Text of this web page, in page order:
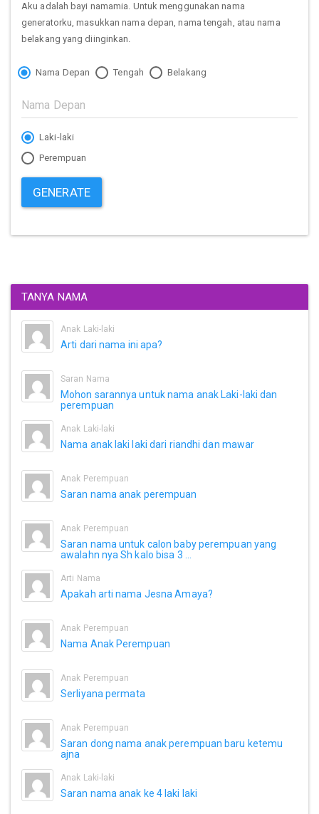
Aku adalah bayi namamia. Untuk menggunakan nama
generatorku, masukkan nama depan, nama tengah, atau nama
belakang yang diinginkan.
Nama Depan Tengah Belakang
Laki-laki
Perempuan
GENERATE
TANYA NAMA
Anak Laki-laki
Arti dari nama ini apa?
Saran Nama
Mohon sarannya untuk nama anak Laki-laki dan
perempuan
Anak Laki-laki
Nama anak laki laki dari riandhi dan mawar
Anak Perempuan
Saran nama anak perempuan
Anak Perempuan
Saran nama untuk calon baby perempuan yang
awalahn nya Sh kalo bisa 3 ...
Arti Nama
Apakah arti nama Jesna Amaya?
Anak Perempuan
Nama Anak Perempuan
Anak Perempuan
Serliyana permata
Anak Perempuan
Saran dong nama anak perempuan baru ketemu
ajna
Anak Laki-laki
Saran nama anak ke 4 laki laki